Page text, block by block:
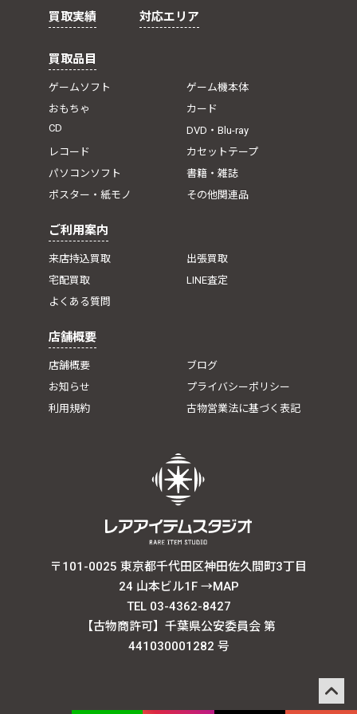
買取実績 対応エリア
買取品目
ゲームソフト
ゲーム機本体
おもちゃ
カード
CD
DVD・Blu-ray
レコード
カセットテープ
パソコンソフト
書籍・雑誌
ポスター・紙モノ
その他関連品
ご利用案内
来店持込買取
出張買取
宅配買取
LINE査定
よくある質問
店舗概要
店舗概要
ブログ
お知らせ
プライバシーポリシー
利用規約
古物営業法に基づく表記
〒101-0025 東京都千代田区神田佐久間町3丁目
24 山本ビル1F →MAP
TEL 03-4362-8427
【古物商許可】千葉県公安委員会 第
441030001282 号